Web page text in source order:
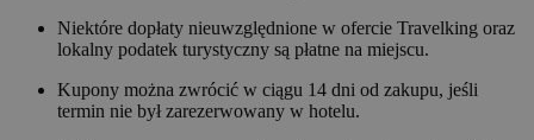
Niektóre dopłaty nieuwzględnione w ofercie Travelking oraz
lokalny podatek turystyczny są płatne na miejscu.
Kupony można zwrócić w ciągu 14 dni od zakupu, jeśli
termin nie był zarezerwowany w hotelu.